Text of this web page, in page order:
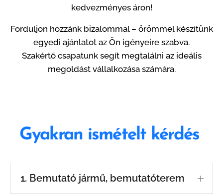
kedvezményes áron!
Forduljon hozzánk bizalommal – örömmel készítünk
egyedi ajánlatot az Ön igényeire szabva.
Szakértő csapatunk segít megtalálni az ideális
megoldást vállalkozása számára.
Gyakran ismételt kérdés
1. Bemutató jármű, bemutatóterem